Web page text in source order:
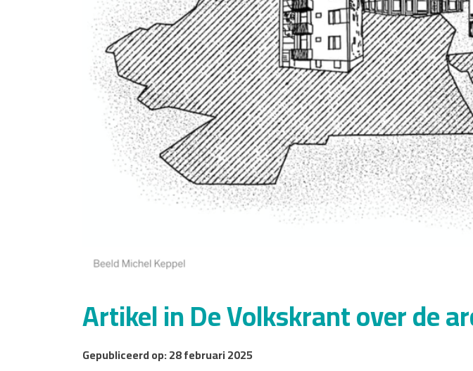
Artikel in De Volkskrant over de
Gepubliceerd op: 28 februari 2025